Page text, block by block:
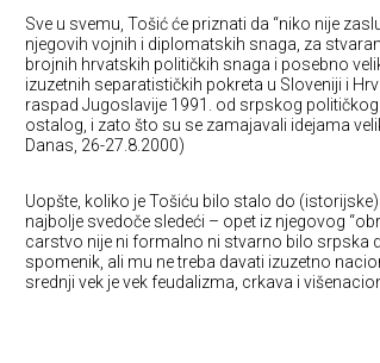
Sve u svemu, Tošić će priznati da “niko nije
njegovih vojnih i diplomatskih snaga, za
brojnih hrvatskih političkih snaga i posebno
izuzetnih separatističkih pokreta u Sloveniji i
raspad Jugoslavije 1991. od srpskog
ostalog, i zato što su se zamajavali idejama
Danas, 26-27.8.2000)
Uopšte, koliko je Tošiću bilo stalo do
najbolje svedoče sledeći – opet iz njegovog
carstvo nije ni formalno ni stvarno bilo srpska
spomenik, ali mu ne treba davati izuzetno
srednji vek je vek feudalizma, crkava i